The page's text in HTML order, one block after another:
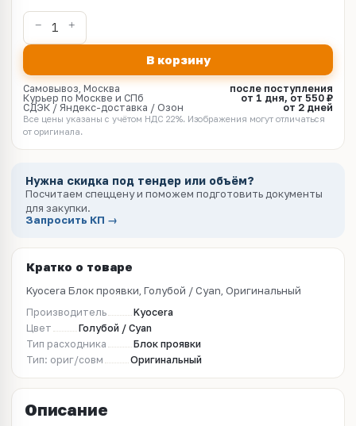
В корзину
Самовывоз, Москва
после поступления
Курьер по Москве и СПб
от 1 дня, от 550 ₽
СДЭК / Яндекс-доставка / Озон
от 2 дней
Все цены указаны с учётом НДС 22%. Изображения могут отличаться
от оригинала.
Нужна скидка под тендер или объём?
Посчитаем спеццену и поможем подготовить документы
для закупки.
Запросить КП →
Кратко о товаре
Kyocera Блок проявки, Голубой / Cyan, Оригинальный
Производитель
Kyocera
Цвет
Голубой / Cyan
Тип расходника
Блок проявки
Тип: ориг/совм
Оригинальный
Описание